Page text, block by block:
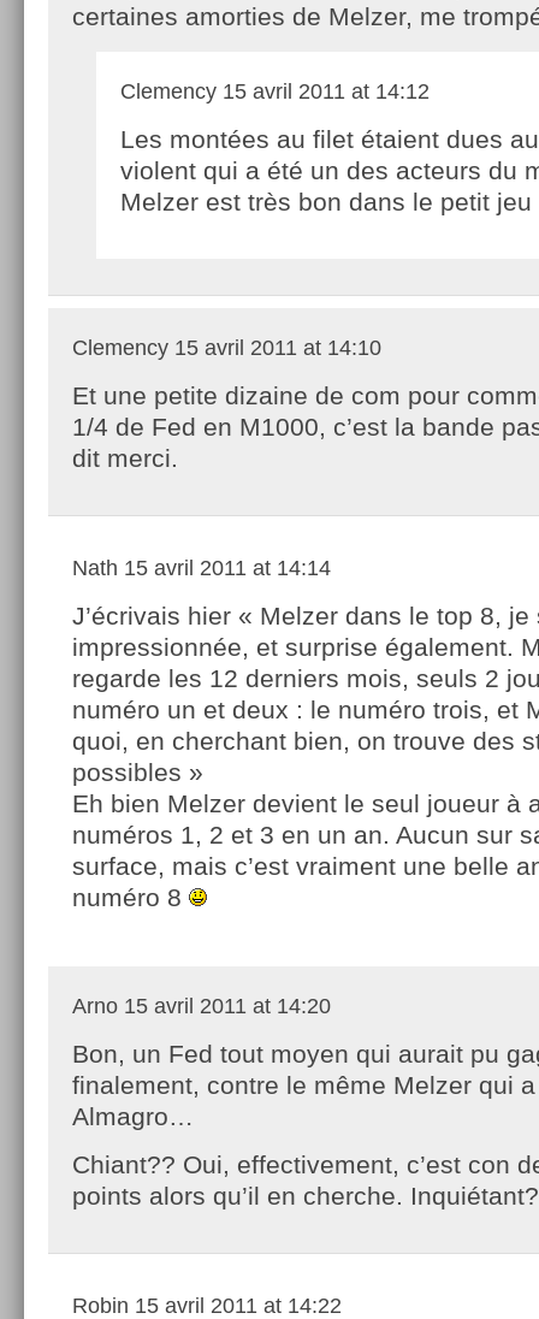
certaines amorties de Melzer, me
Clemency 15 avril 2011 at 14:12
Les montées au filet étaient dues
violent qui a été un des acteurs du
Melzer est très bon dans le petit
Clemency 15 avril 2011 at 14:10
Et une petite dizaine de com pour
1/4 de Fed en M1000, c’est la bande
dit merci.
Nath 15 avril 2011 at 14:14
J’écrivais hier « Melzer dans le top 8, je
impressionnée, et surprise également.
regarde les 12 derniers mois, seuls 2
numéro un et deux : le numéro trois, et
quoi, en cherchant bien, on trouve des
possibles »
Eh bien Melzer devient le seul joueur à
numéros 1, 2 et 3 en un an. Aucun sur
surface, mais c’est vraiment une belle
numéro 8
Arno 15 avril 2011 at 14:20
Bon, un Fed tout moyen qui aurait pu
finalement, contre le même Melzer qui
Almagro…
Chiant?? Oui, effectivement, c’est con
points alors qu’il en cherche.
Robin 15 avril 2011 at 14:22